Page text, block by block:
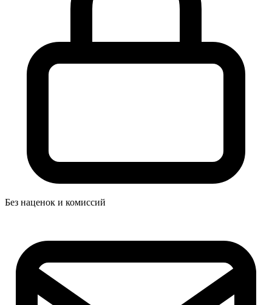
Без наценок и комиссий